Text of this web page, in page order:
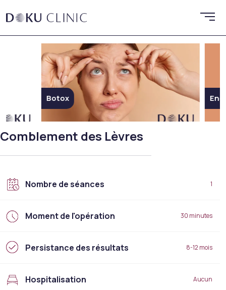
Botox
Comblement des Lèvres
Nombre de séances 1
Moment de l'opération 30 minutes
Persistance des résultats 8-12 mois
Hospitalisation Aucun